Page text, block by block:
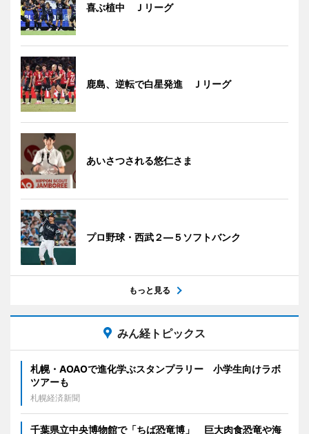
喜ぶ植中 Ｊリーグ
鹿島、逆転で白星発進 Ｊリーグ
あいさつされる悠仁さま
プロ野球・西武２―５ソフトバンク
もっと見る
みん経トピックス
札幌・AOAOで進化学ぶスタンプラリー 小学生向けラボ
ツアーも
札幌経済新聞
千葉県立中央博物館で「ちば恐竜博」 巨大肉食恐竜や海